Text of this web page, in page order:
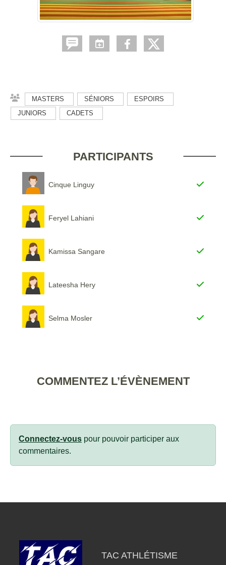
MASTERS SÉNIORS
ESPOIRS
JUNIORS
CADETS
PARTICIPANTS
Cinque Linguy
Feryel Lahiani
Kamissa Sangare
Lateesha Hery
Selma Mosler
COMMENTEZ L’ÉVÈNEMENT
Connectez-vous pour pouvoir participer aux
commentaires.
TAC ATHLÉTISME